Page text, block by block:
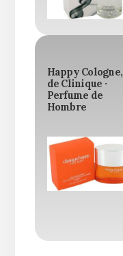
Happy Cologne,
de Clinique ·
Perfume de
Hombre